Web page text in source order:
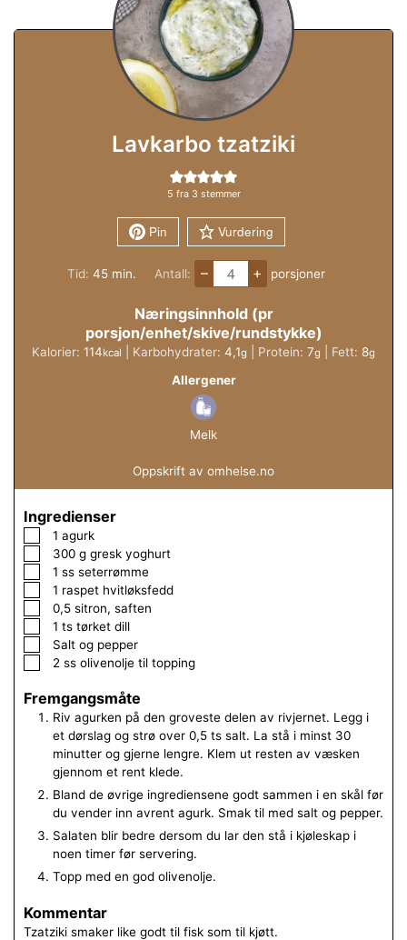
Lavkarbo tzatziki
5 fra 3 stemmer
Pin Vurdering
Tid: 45minutter
min. Antall: – + porsjoner
Næringsinnhold (pr
porsjon/enhet/skive/rundstykke)
Kalorier: 114kcal Karbohydrater: 4,1g Protein: 7g Fett: 8g
Allergener
Melk
Oppskrift av omhelse.no
Ingredienser
▢
1 agurk
▢300 g gresk yoghurt
▢
1 ss seterrømme
▢
1 raspet hvitløksfedd
▢
0,5 sitron, saften
▢
1 ts tørket dill
▢Salt og pepper
▢2 ss olivenolje til topping
Fremgangsmåte
Riv agurken på den groveste delen av rivjernet. Legg i
et dørslag og strø over 0,5 ts salt. La stå i minst 30
minutter og gjerne lengre. Klem ut resten av væsken
gjennom et rent klede.
Bland de øvrige ingrediensene godt sammen i en skål før
du vender inn avrent agurk. Smak til med salt og pepper.
Salaten blir bedre dersom du lar den stå i kjøleskap i
noen timer før servering.
Topp med en god olivenolje.
Kommentar
Tzatziki smaker like godt til fisk som til kjøtt.